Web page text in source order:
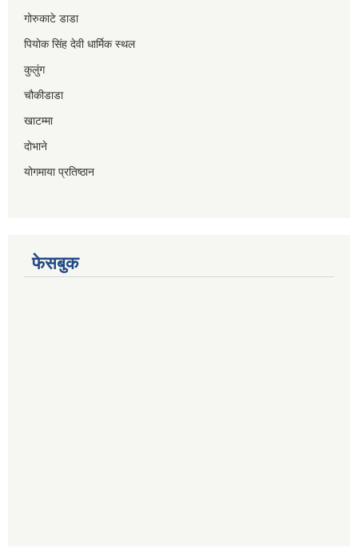
गोरुकाटे डाडा
पियोक सिंह देवी धार्मिक स्थल
कुलुंग
चौकीडाडा
खाटम्मा
दोभाने
योगमाया प्रतिष्ठान
फेसबुक